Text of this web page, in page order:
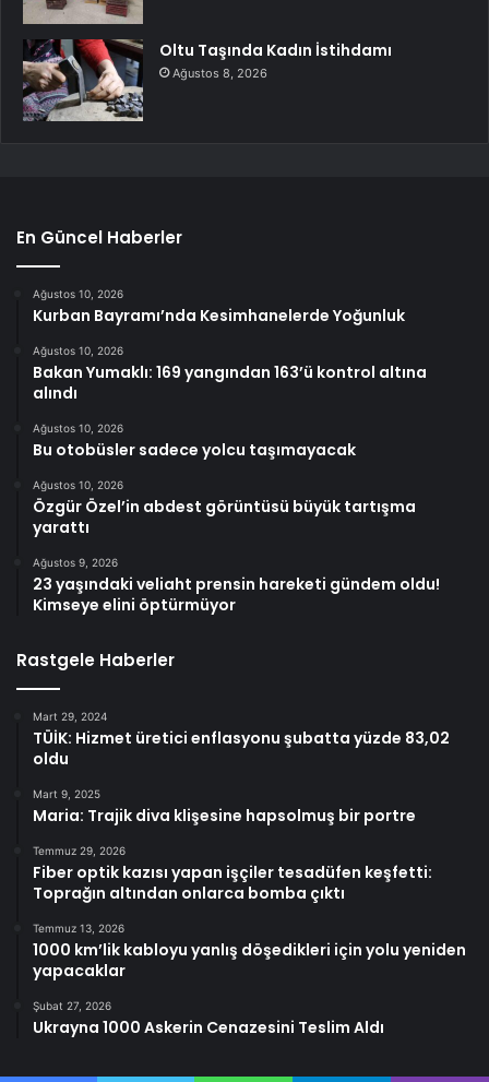
Oltu Taşında Kadın İstihdamı
Ağustos 8, 2026
En Güncel Haberler
Ağustos 10, 2026
Kurban Bayramı’nda Kesimhanelerde Yoğunluk
Ağustos 10, 2026
Bakan Yumaklı: 169 yangından 163’ü kontrol altına
alındı
Ağustos 10, 2026
Bu otobüsler sadece yolcu taşımayacak
Ağustos 10, 2026
Özgür Özel’in abdest görüntüsü büyük tartışma
yarattı
Ağustos 9, 2026
23 yaşındaki veliaht prensin hareketi gündem oldu!
Kimseye elini öptürmüyor
Rastgele Haberler
Mart 29, 2024
TÜİK: Hizmet üretici enflasyonu şubatta yüzde 83,02
oldu
Mart 9, 2025
Maria: Trajik diva klişesine hapsolmuş bir portre
Temmuz 29, 2026
Fiber optik kazısı yapan işçiler tesadüfen keşfetti:
Toprağın altından onlarca bomba çıktı
Temmuz 13, 2026
1000 km’lik kabloyu yanlış döşedikleri için yolu yeniden
yapacaklar
Şubat 27, 2026
Ukrayna 1000 Askerin Cenazesini Teslim Aldı